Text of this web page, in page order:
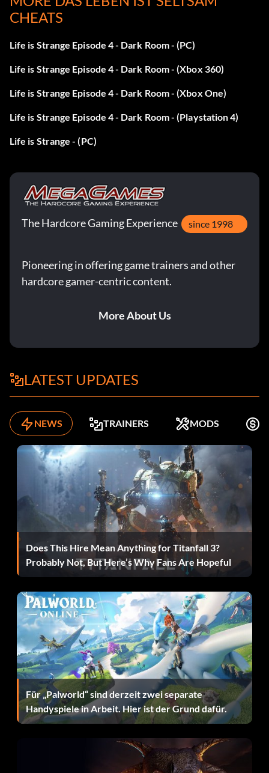
Bronze
CHEATS
Life is Strange Episode 4 - Dark Room - (PC)
Life is Strange Episode 4 - Dark Room - (Xbox 360)
Life is Strange Episode 4 - Dark Room - (Xbox One)
Life is Strange Episode 4 - Dark Room - (Playstation 4)
Life is Strange - (PC)
The Hardcore Gaming Experience since 1998
Pioneering in offering game trainers and other
hardcore gamer-centric content.
More About Us
LATEST UPDATES
NEWS TRAINERS MODS
Does This Hire Mean Anything for Titanfall 3?
Probably Not, But Here’s Why Fans Are Hopeful
Für „Palworld“ sind derzeit zwei separate
Handyspiele in Arbeit. Hier ist der Grund dafür.